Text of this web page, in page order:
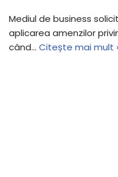
Mediul de business
aplicarea amenzilor
când… Citește mai mult